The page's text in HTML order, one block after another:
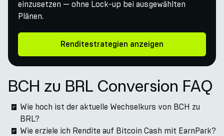
einzusetzen — ohne Lock-up bei ausgewählten
Plänen.
Renditestrategien anzeigen
BCH zu BRL Conversion FAQ
Wie hoch ist der aktuelle Wechselkurs von BCH zu
BRL?
Wie erziele ich Rendite auf Bitcoin Cash mit EarnPark?